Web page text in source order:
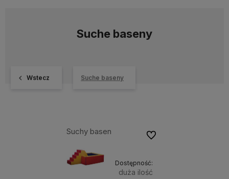
Suche baseny
Wstecz Suche baseny
Suchy basen
Dostępność:
duża ilość
Do ulubionych